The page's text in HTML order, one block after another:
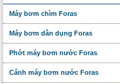
Máy bơm chìm Foras
Máy bơm dân dụng Foras
Phớt máy bơm nước Foras
Cánh máy bơm nước Foras